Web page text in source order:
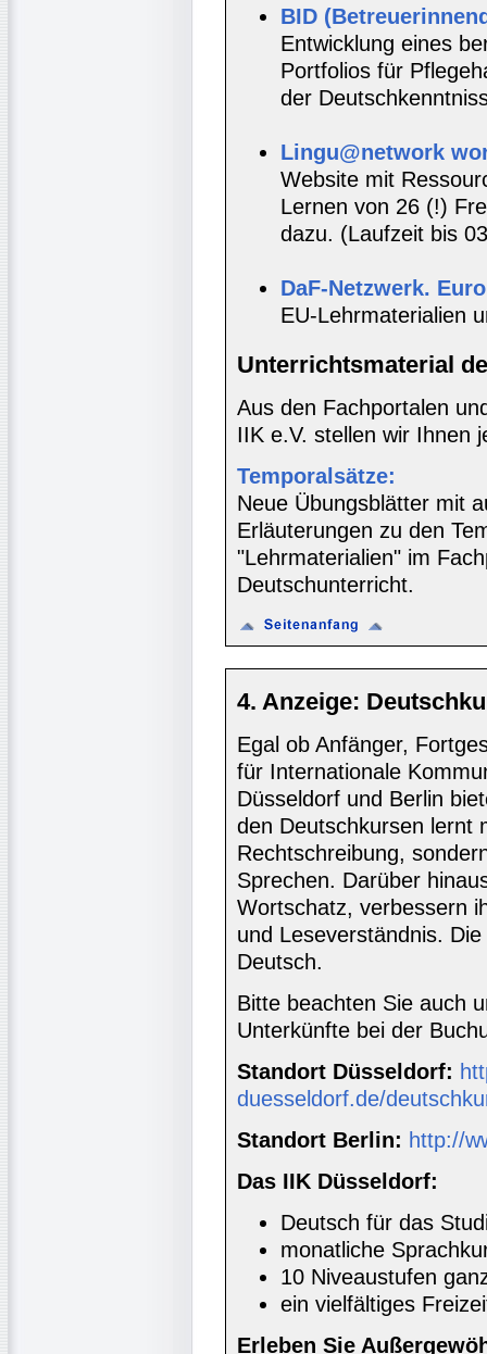
BID
Entwicklung eines
Portfolios für
der
Lingu@network
Website mit
Lernen von 26 (!)
dazu. (Laufzeit bis
DaF-Netzwerk.
EU-Lehrmaterialien
Unterrichtsmaterial
Aus den Fachportalen
IIK e.V. stellen wir Ihnen
Temporalsätze:
Neue Übungsblätter mit
Erläuterungen zu den
"Lehrmaterialien" im
Deutschunterricht.
4. Anzeige:
Egal ob Anfänger,
für Internationale
Düsseldorf und Berlin
den Deutschkursen lernt
Rechtschreibung,
Sprechen. Darüber
Wortschatz, verbessern
und Leseverständnis.
Deutsch.
Bitte beachten Sie auch
Unterkünfte bei der
Standort Düsseldorf:
duesseldorf.de/
Standort Berlin: http://
Das IIK Düsseldorf:
Deutsch für das
monatliche
10 Niveaustufen
ein vielfältiges
Erleben Sie